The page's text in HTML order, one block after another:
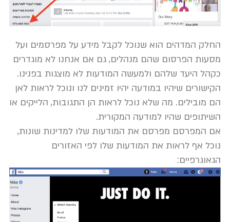
החלק המדהים הוא שנוכל לקבל מידע על מפרסמים ועל
מסעות הפרסום שהם מנהלים, גם אם אנחנו לא מוגדרים
כקהל היעד שלהם ולמעשה המודעות לא מוצגות בפנינו.
הקישורים שיהיו במודעה יהיו זמינים לנו ונוכל לראות לאן
הם מובילים. מה שלא נוכל לראות הן התגובות, הלייקים או
השיתופים שהיו למודעה המקורית.
אם המפרסם מפרסם את המודעות שלו למדינות שונות,
נוכל אף לראות את המודעות שלו לפי האזורים
הגאוגרפיים: